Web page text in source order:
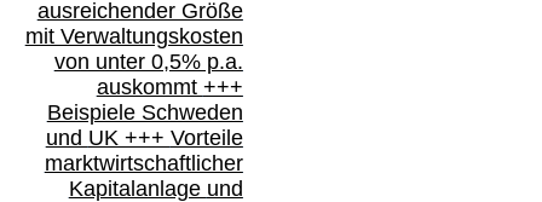
ausreichender Größe
mit Verwaltungskosten
von unter 0,5% p.a.
auskommt +++
Beispiele Schweden
und UK +++ Vorteile
marktwirtschaftlicher
Kapitalanlage und